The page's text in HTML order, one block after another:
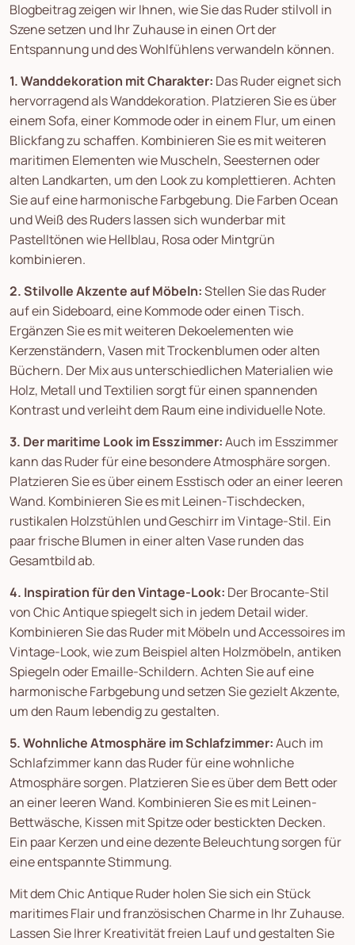
Blogbeitrag zeigen wir Ihnen, wie Sie das Ruder stilvoll in
Szene setzen und Ihr Zuhause in einen Ort der
Entspannung und des Wohlfühlens verwandeln können.
1. Wanddekoration mit Charakter: Das Ruder eignet sich
hervorragend als Wanddekoration. Platzieren Sie es über
einem Sofa, einer Kommode oder in einem Flur, um einen
Blickfang zu schaffen. Kombinieren Sie es mit weiteren
maritimen Elementen wie Muscheln, Seesternen oder
alten Landkarten, um den Look zu komplettieren. Achten
Sie auf eine harmonische Farbgebung. Die Farben Ocean
und Weiß des Ruders lassen sich wunderbar mit
Pastelltönen wie Hellblau, Rosa oder Mintgrün
kombinieren.
2. Stilvolle Akzente auf Möbeln:Stellen Sie das Ruder
auf ein Sideboard, eine Kommode oder einen Tisch.
Ergänzen Sie es mit weiteren Dekoelementen wie
Kerzenständern, Vasen mit Trockenblumen oder alten
Büchern. Der Mix aus unterschiedlichen Materialien wie
Holz, Metall und Textilien sorgt für einen spannenden
Kontrast und verleiht dem Raum eine individuelle Note.
3. Der maritime Look im Esszimmer:Auch im Esszimmer
kann das Ruder für eine besondere Atmosphäre sorgen.
Platzieren Sie es über einem Esstisch oder an einer leeren
Wand. Kombinieren Sie es mit Leinen-Tischdecken,
rustikalen Holzstühlen und Geschirr im Vintage-Stil. Ein
paar frische Blumen in einer alten Vase runden das
Gesamtbild ab.
4. Inspiration für den Vintage-Look: Der Brocante-Stil
von Chic Antique spiegelt sich in jedem Detail wider.
Kombinieren Sie das Ruder mit Möbeln und Accessoires im
Vintage-Look, wie zum Beispiel alten Holzmöbeln, antiken
Spiegeln oder Emaille-Schildern. Achten Sie auf eine
harmonische Farbgebung und setzen Sie gezielt Akzente,
um den Raum lebendig zu gestalten.
5. Wohnliche Atmosphäre im Schlafzimmer:Auch im
Schlafzimmer kann das Ruder für eine wohnliche
Atmosphäre sorgen. Platzieren Sie es über dem Bett oder
an einer leeren Wand. Kombinieren Sie es mit Leinen-
Bettwäsche, Kissen mit Spitze oder bestickten Decken.
Ein paar Kerzen und eine dezente Beleuchtung sorgen für
eine entspannte Stimmung.
Mit dem Chic Antique Ruder holen Sie sich ein Stück
maritimes Flair und französischen Charme in Ihr Zuhause.
Lassen Sie Ihrer Kreativität freien Lauf und gestalten Sie